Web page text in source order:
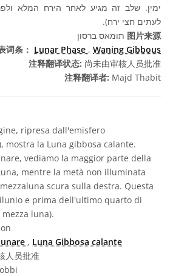
ימין. שלב זה מגיע לאחר הירח המלא
לעתים חצי ירח).
图片来源 תומאס ברסון
词条： Lunar Phase , Waning Gibbous
注释翻译状态: 尚未由审核人员批准
注释翻译者: Majd Thabit
ripresa dall'emisfero
mostra la Luna gibbosa calante.
vediamo la maggior parte della
mentre la metà non illuminata
scura sulla destra. Questa
e prima dell'ultimo quarto di
luna).
, Luna Gibbosa calante
人员批准